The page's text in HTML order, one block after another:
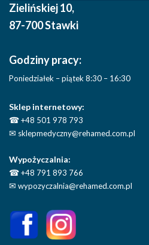
Zielińskiej 10,
87-700 Stawki
Godziny pracy:
Poniedziałek – piątek 8:30 – 16:30
Sklep internetowy:
☎+48 501 978 793
✉ sklepmedyczny@rehamed.com.pl
Wypożyczalnia:
☎+48 791 893 766
✉ wypozyczalnia@rehamed.com.pl